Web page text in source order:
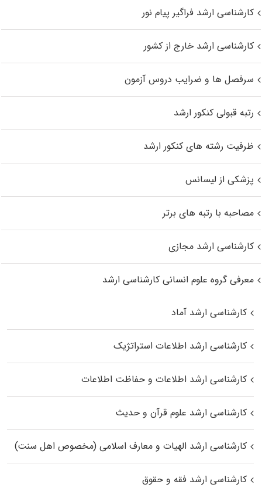
کارشناسی ارشد فراگیر پیام نور
کارشناسی ارشد خارج از کشور
سرفصل ها و ضرایب دروس آزمون
رتبه قبولی کنکور ارشد
ظرفیت رشته های کنکور ارشد
پزشکی از لیسانس
مصاحبه با رتبه های برتر
کارشناسی ارشد مجازی
معرفی گروه علوم انسانی کارشناسی ارشد
کارشناسی ارشد آماد
کارشناسی ارشد اطلاعات استراتژیک
کارشناسی ارشد اطلاعات و حفاظت اطلاعات
کارشناسی ارشد علوم قرآن و حدیث
کارشناسی ارشد الهیات و معارف اسلامی (مخصوص اهل سنت)
کارشناسی ارشد فقه و حقوق